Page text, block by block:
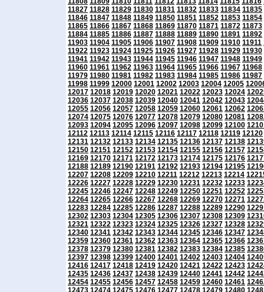
11827 11828 11829 11830 11831 11832 11833 11834 11835
11846 11847 11848 11849 11850 11851 11852 11853 11854
11865 11866 11867 11868 11869 11870 11871 11872 11873
11884 11885 11886 11887 11888 11889 11890 11891 11892
11903 11904 11905 11906 11907 11908 11909 11910 11911
11922 11923 11924 11925 11926 11927 11928 11929 11930
11941 11942 11943 11944 11945 11946 11947 11948 11949
11960 11961 11962 11963 11964 11965 11966 11967 11968
11979 11980 11981 11982 11983 11984 11985 11986 11987
11998 11999 12000 12001 12002 12003 12004 12005
12017 12018 12019 12020 12021 12022 12023 12024
12036 12037 12038 12039 12040 12041 12042 12043
12055 12056 12057 12058 12059 12060 12061 12062
12074 12075 12076 12077 12078 12079 12080 12081
12093 12094 12095 12096 12097 12098 12099 12100
12112 12113 12114 12115 12116 12117 12118 12119 12120
12131 12132 12133 12134 12135 12136 12137 12138
12150 12151 12152 12153 12154 12155 12156 12157
12169 12170 12171 12172 12173 12174 12175 12176
12188 12189 12190 12191 12192 12193 12194 12195
12207 12208 12209 12210 12211 12212 12213 12214
12226 12227 12228 12229 12230 12231 12232 12233
12245 12246 12247 12248 12249 12250 12251 12252
12264 12265 12266 12267 12268 12269 12270 12271
12283 12284 12285 12286 12287 12288 12289 12290
12302 12303 12304 12305 12306 12307 12308 12309
12321 12322 12323 12324 12325 12326 12327 12328
12340 12341 12342 12343 12344 12345 12346 12347
12359 12360 12361 12362 12363 12364 12365 12366
12378 12379 12380 12381 12382 12383 12384 12385
12397 12398 12399 12400 12401 12402 12403 12404
12416 12417 12418 12419 12420 12421 12422 12423
12435 12436 12437 12438 12439 12440 12441 12442
12454 12455 12456 12457 12458 12459 12460 12461
12473 12474 12475 12476 12477 12478 12479 12480